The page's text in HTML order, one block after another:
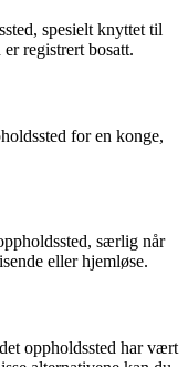
spesielt knyttet til
registrert bosatt.
for en konge,
særlig når
eller hjemløse.
oppholdssted har vært